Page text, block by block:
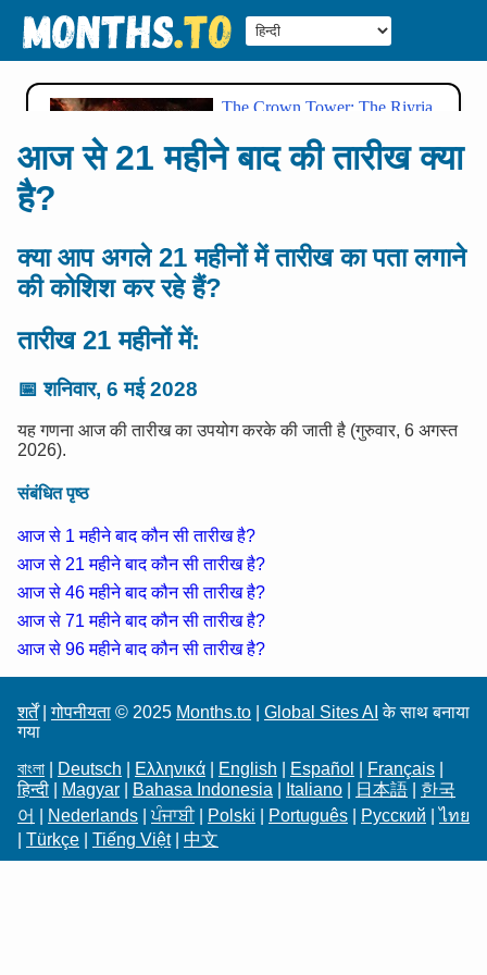
आज से 21 महीने बाद की तारीख क्या
है?
क्या आप अगले 21 महीनों में तारीख का पता लगाने
की कोशिश कर रहे हैं?
तारीख 21 महीनों में:
📅 शनिवार, 6 मई 2028
यह गणना आज की तारीख का उपयोग करके की जाती है (गुरुवार, 6 अगस्त
2026).
संबंधित पृष्ठ
आज से 1 महीने बाद कौन सी तारीख है?
आज से 21 महीने बाद कौन सी तारीख है?
आज से 46 महीने बाद कौन सी तारीख है?
आज से 71 महीने बाद कौन सी तारीख है?
आज से 96 महीने बाद कौन सी तारीख है?
शर्तें|गोपनीयता © 2025 Months.to Global Sites AI के साथ बनाया
गया
বাংলা
Deutsch Ελληνικά English Español Français
हिन्दी
Magyar Bahasa Indonesia Italiano 日本語
한국
어
Nederlands |ਪੰਜਾਬੀ| Polski Português Русский |ไทย
Türkçe Tiếng Việt| 中文